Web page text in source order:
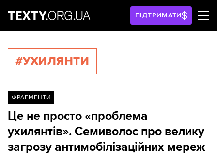
ПІДТРИМАТИ
#УХИЛЯНТИ
ФРАГМЕНТИ
Це не просто «проблема
ухилянтів». Семиволос про велику
загрозу антимобілізаційних мереж